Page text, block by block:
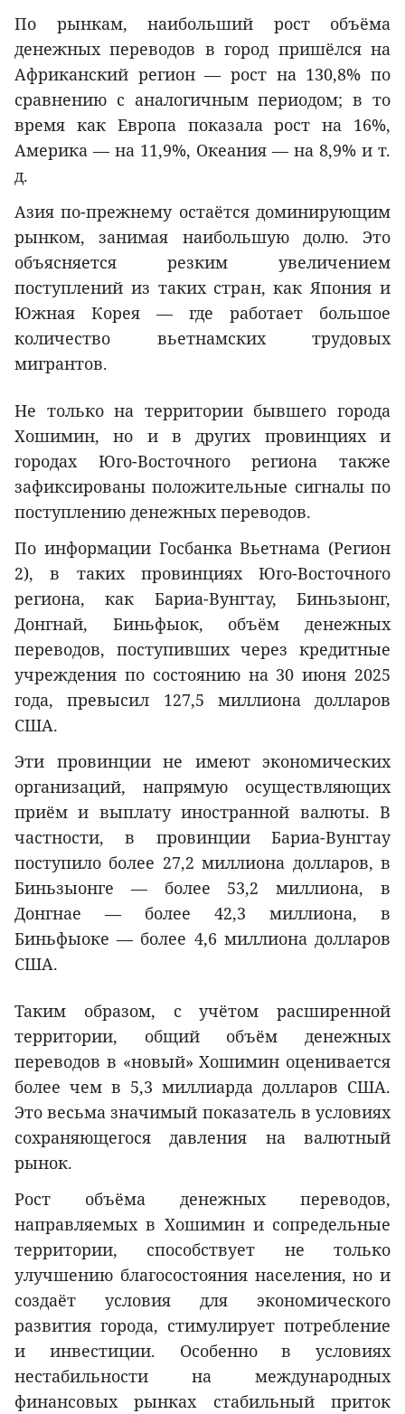
По рынкам, наибольший рост объёма
денежных переводов в город пришёлся на
Африканский регион — рост на 130,8% по
сравнению с аналогичным периодом; в то
время как Европа показала рост на 16%,
Америка — на 11,9%, Океания — на 8,9% и т.
д.
Азия по-прежнему остаётся доминирующим
рынком, занимая наибольшую долю. Это
объясняется резким увеличением
поступлений из таких стран, как Япония и
Южная Корея — где работает большое
количество вьетнамских трудовых
мигрантов.
Не только на территории бывшего города
Хошимин, но и в других провинциях и
городах Юго-Восточного региона также
зафиксированы положительные сигналы по
поступлению денежных переводов.
По информации Госбанка Вьетнама (Регион
2), в таких провинциях Юго-Восточного
региона, как Бариа-Вунгтау, Биньзыонг,
Донгнай, Биньфыок, объём денежных
переводов, поступивших через кредитные
учреждения по состоянию на 30 июня 2025
года, превысил 127,5 миллиона долларов
США.
Эти провинции не имеют экономических
организаций, напрямую осуществляющих
приём и выплату иностранной валюты. В
частности, в провинции Бариа-Вунгтау
поступило более 27,2 миллиона долларов, в
Биньзыонге — более 53,2 миллиона, в
Донгнае — более 42,3 миллиона, в
Биньфыоке — более 4,6 миллиона долларов
США.
Таким образом, с учётом расширенной
территории, общий объём денежных
переводов в «новый» Хошимин оценивается
более чем в 5,3 миллиарда долларов США.
Это весьма значимый показатель в условиях
сохраняющегося давления на валютный
рынок.
Рост объёма денежных переводов,
направляемых в Хошимин и сопредельные
территории, способствует не только
улучшению благосостояния населения, но и
создаёт условия для экономического
развития города, стимулирует потребление
и инвестиции. Особенно в условиях
нестабильности на международных
финансовых рынках стабильный приток